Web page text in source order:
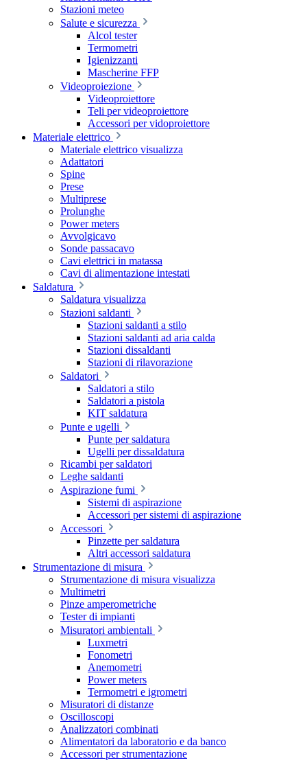
Stazioni meteo
Salute e sicurezza
Alcol tester
Termometri
Igienizzanti
Mascherine FFP
Videoproiezione
Videoproiettore
Teli per videoproiettore
Accessori per vidoproiettore
Materiale elettrico
Materiale elettrico visualizza
Adattatori
Spine
Prese
Multiprese
Prolunghe
Power meters
Avvolgicavo
Sonde passacavo
Cavi elettrici in matassa
Cavi di alimentazione intestati
Saldatura
Saldatura visualizza
Stazioni saldanti
Stazioni saldanti a stilo
Stazioni saldanti ad aria calda
Stazioni dissaldanti
Stazioni di rilavorazione
Saldatori
Saldatori a stilo
Saldatori a pistola
KIT saldatura
Punte e ugelli
Punte per saldatura
Ugelli per dissaldatura
Ricambi per saldatori
Leghe saldanti
Aspirazione fumi
Sistemi di aspirazione
Accessori per sistemi di aspirazione
Accessori
Pinzette per saldatura
Altri accessori saldatura
Strumentazione di misura
Strumentazione di misura visualizza
Multimetri
Pinze amperometriche
Tester di impianti
Misuratori ambientali
Luxmetri
Fonometri
Anemometri
Power meters
Termometri e igrometri
Misuratori di distanze
Oscilloscopi
Analizzatori combinati
Alimentatori da laboratorio e da banco
Accessori per strumentazione